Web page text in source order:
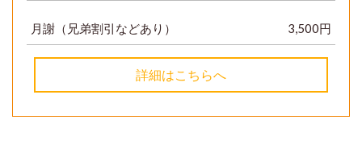
月謝（兄弟割引などあり） 3,500円
詳細はこちらへ